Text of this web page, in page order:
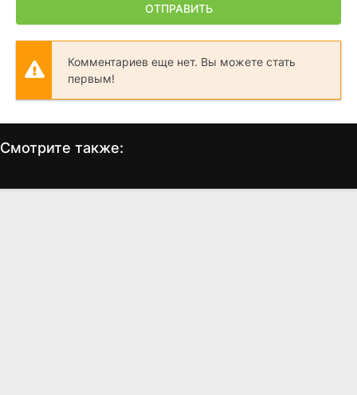
ОТПРАВИТЬ
Комментариев еще нет. Вы можете стать
первым!
Смотрите также:
Опус
Тим Талер, или